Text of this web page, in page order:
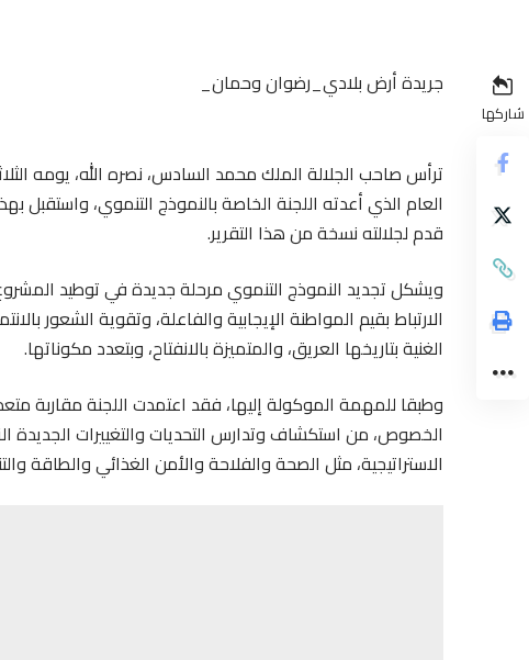
شاركها
جريدة أرض بلادي_رضوان وحمان_
العام الذي أعدته اللجنة الخاصة بالنموذج التنموي،
قدم لجلالته نسخة من هذا التقرير.
ويشكل تجديد النموذج التنموي مرحلة جديدة في توطيد
الارتباط بقيم المواطنة الإيجابية والفاعلة، وتقوية الشعور
الغنية بتاريخها العريق، والمتميزة بالانفتاح، وبتعدد مكوناتها.
وطبقا للمهمة الموكولة إليها، فقد اعتمدت اللجنة مقاربة
الاستراتيجية، مثل الصحة والفلاحة والأمن الغذائي والطاقة